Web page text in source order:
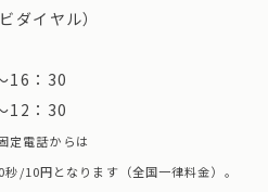
イヤル）
16：30
：30
定電話からは
/10円となります（全国一律料金）。